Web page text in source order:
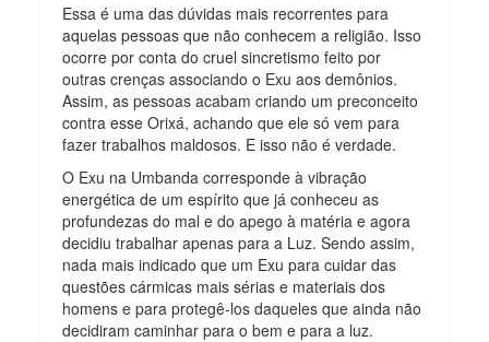
Essa é uma das dúvidas mais recorrentes para
aquelas pessoas que não conhecem a religião. Isso
ocorre por conta do cruel sincretismo feito por
outras crenças associando o Exu aos demônios.
Assim, as pessoas acabam criando um preconceito
contra esse Orixá, achando que ele só vem para
fazer trabalhos maldosos. E isso não é verdade.
O Exu na Umbanda corresponde à vibração
energética de um espírito que já conheceu as
profundezas do mal e do apego à matéria e agora
decidiu trabalhar apenas para a Luz. Sendo assim,
nada mais indicado que um Exu para cuidar das
questões cármicas mais sérias e materiais dos
homens e para protegê-los daqueles que ainda não
decidiram caminhar para o bem e para a luz.